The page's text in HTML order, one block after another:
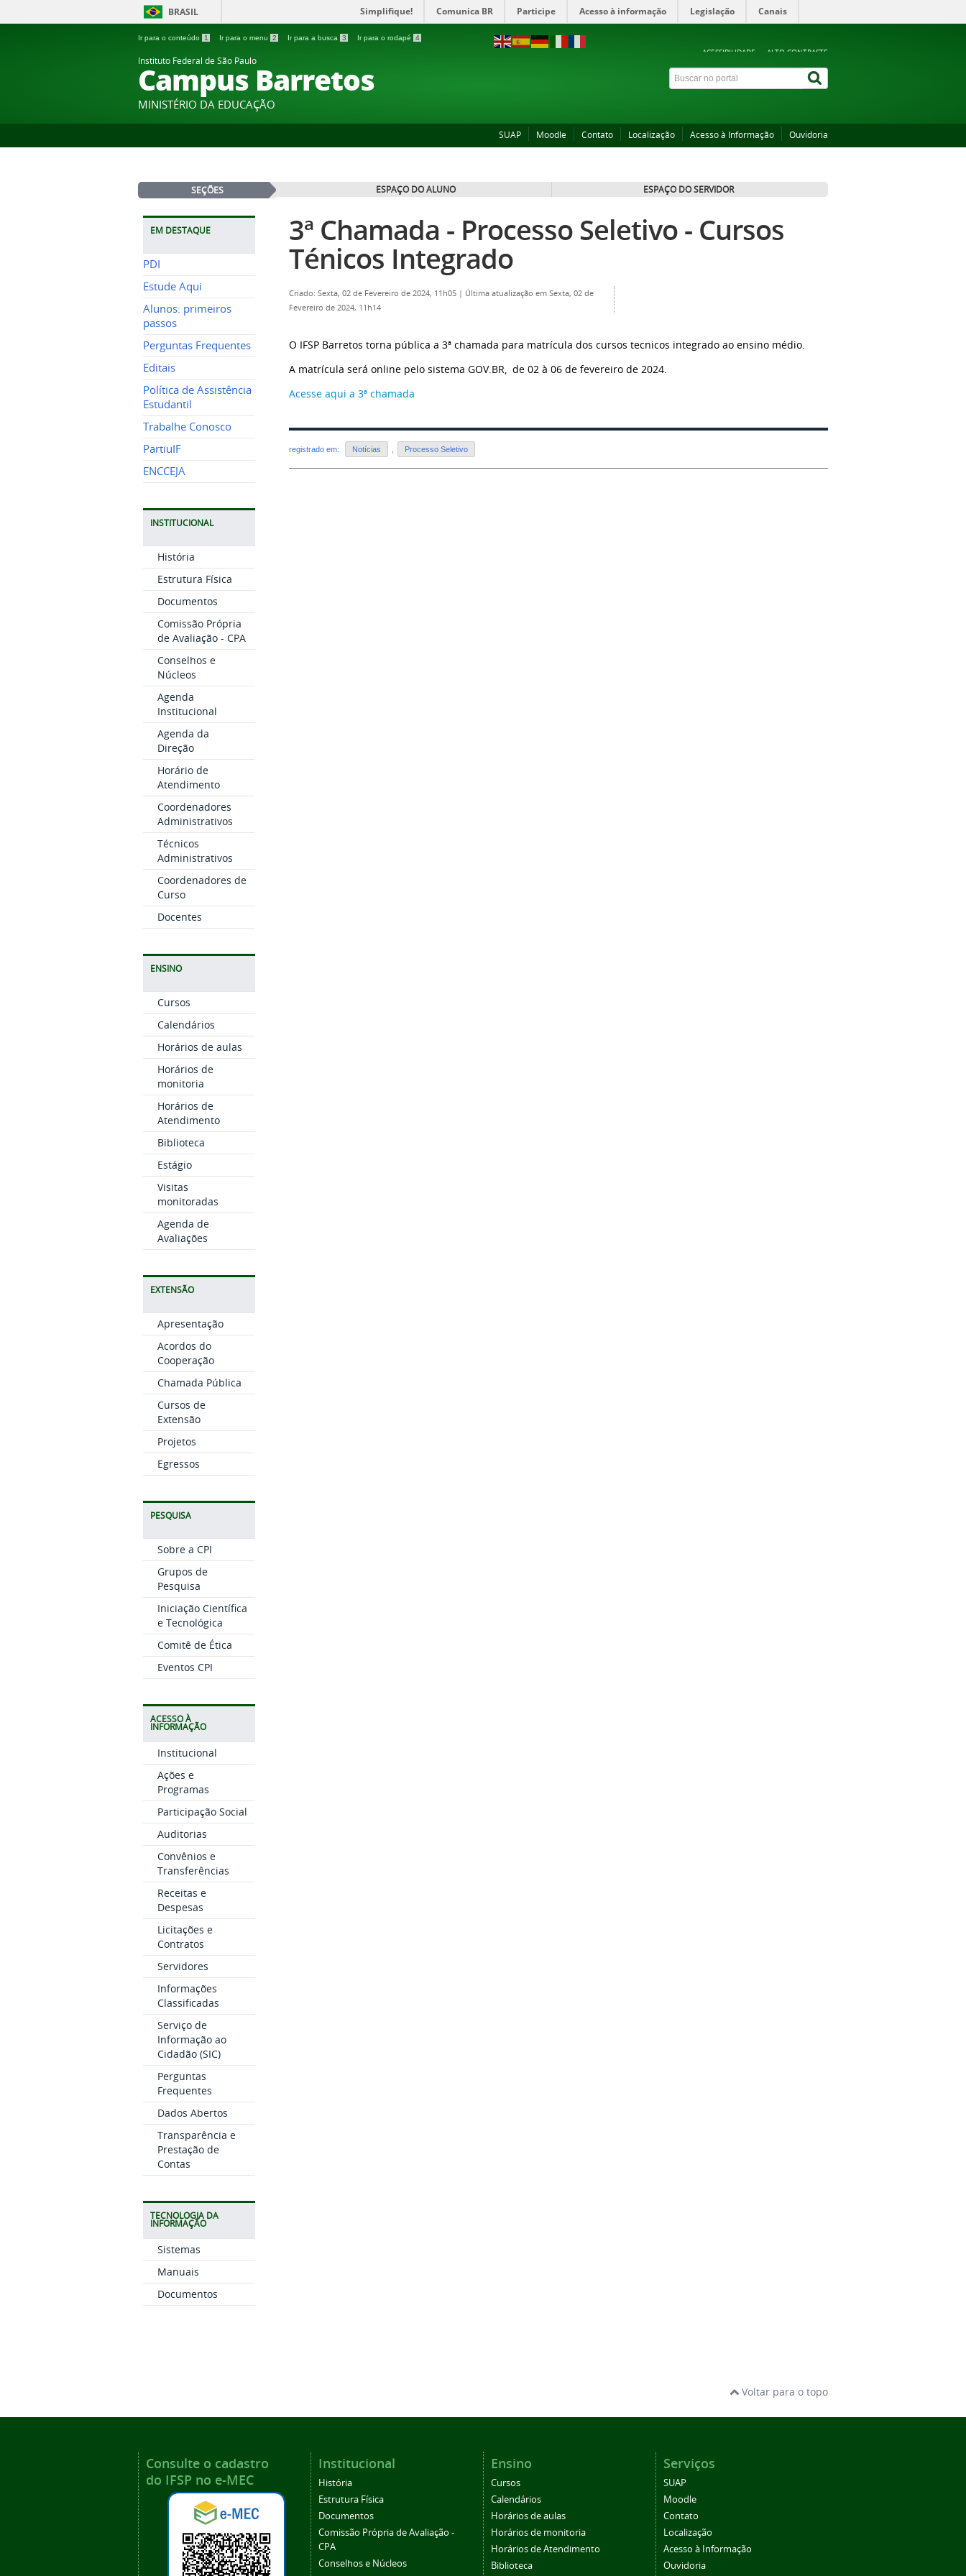
BRASIL Simplifique! Comunica BR Participe Acesso à informação Legislação Canais
Ir para o conteúdo 1 Ir para o menu 2 Ir para a busca 3 Ir para o rodapé 4
ACESSIBILIDADE ALTO CONTRASTE
Instituto Federal de São Paulo
Campus Barretos
MINISTÉRIO DA EDUCAÇÃO
SUAP Moodle Contato Localização Acesso à Informação Ouvidoria
SEÇÕES ESPAÇO DO ALUNO ESPAÇO DO SERVIDOR
EM DESTAQUE
PDI
Estude Aqui
Alunos: primeiros
passos
Perguntas Frequentes
Editais
Política de Assistência
Estudantil
Trabalhe Conosco
PartiuIF
ENCCEJA
INSTITUCIONAL
História
Estrutura Física
Documentos
Comissão Própria
de Avaliação - CPA
Conselhos e
Núcleos
Agenda
Institucional
Agenda da
Direção
Horário de
Atendimento
Coordenadores
Administrativos
Técnicos
Administrativos
Coordenadores de
Curso
Docentes
ENSINO
Cursos
Calendários
Horários de aulas
Horários de
monitoria
Horários de
Atendimento
Biblioteca
Estágio
Visitas
monitoradas
Agenda de
Avaliações
EXTENSÃO
Apresentação
Acordos do
Cooperação
Chamada Pública
Cursos de
Extensão
Projetos
Egressos
PESQUISA
Sobre a CPI
Grupos de
Pesquisa
Iniciação Científica
e Tecnológica
Comitê de Ética
Eventos CPI
ACESSO À
INFORMAÇÃO
Institucional
Ações e
Programas
Participação Social
Auditorias
Convênios e
Transferências
Receitas e
Despesas
Licitações e
Contratos
Servidores
Informações
Classificadas
Serviço de
Informação ao
Cidadão (SIC)
Perguntas
Frequentes
Dados Abertos
Transparência e
Prestação de
Contas
TECNOLOGIA DA
INFORMAÇÃO
Sistemas
Manuais
Documentos
3ª Chamada - Processo Seletivo - Cursos
Ténicos Integrado
Criado: Sexta, 02 de Fevereiro de 2024, 11h05 | Última atualização em Sexta, 02 de
Fevereiro de 2024, 11h14
O IFSP Barretos torna pública a 3ª chamada para matrícula dos cursos tecnicos integrado ao ensino médio.
A matrícula será online pelo sistema GOV.BR, de 02 à 06 de fevereiro de 2024.
Acesse aqui a 3ª chamada
registrado em: Notícias Processo Seletivo
Voltar para o topo
Consulte o cadastro
do IFSP no e-MEC
Institucional
História
Estrutura Física
Documentos
Comissão Própria de Avaliação -
CPA
Conselhos e Núcleos
Ensino
Cursos
Calendários
Horários de aulas
Horários de monitoria
Horários de Atendimento
Biblioteca
Serviços
SUAP
Moodle
Contato
Localização
Acesso à Informação
Ouvidoria